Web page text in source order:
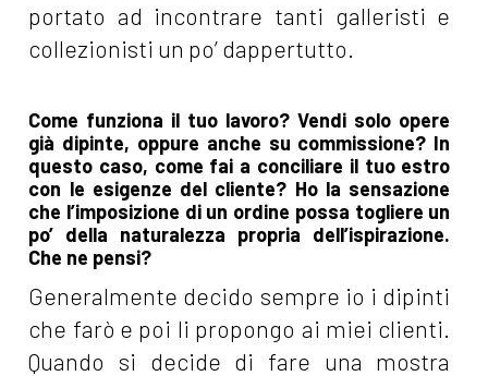
portato ad incontrare tanti galleristi e
collezionisti un po’ dappertutto.
Come funziona il tuo lavoro? Vendi solo opere
già dipinte, oppure anche su commissione? In
questo caso, come fai a conciliare il tuo estro
con le esigenze del cliente? Ho la sensazione
che l’imposizione di un ordine possa togliere un
po’ della naturalezza propria dell’ispirazione.
Che ne pensi?
Generalmente decido sempre io i dipinti
che farò e poi li propongo ai miei clienti.
Quando si decide di fare una mostra